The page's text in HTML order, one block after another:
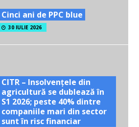
Cinci ani de PPC blue
30 IULIE 2026
CITR – Insolvențele din
agricultură se dublează în
S1 2026; peste 40% dintre
companiile mari din sector
sunt în risc financiar